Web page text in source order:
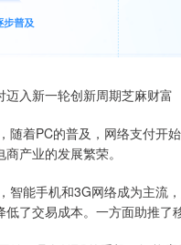
迈入新一轮创新周期芝麻财富
随着PC的普及，网络支付开
产业的发展繁荣。
智能手机和3G网络成为主流
低了交易成本。一方面助推了